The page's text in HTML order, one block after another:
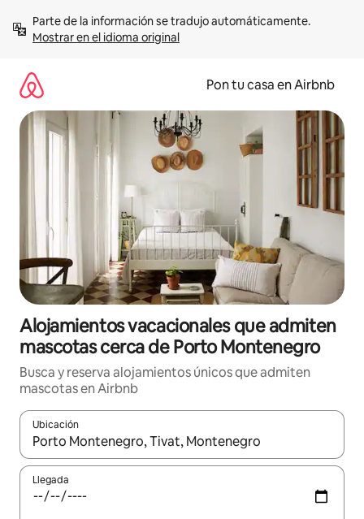
contenidoMostrar en el idioma original
Pon tu casa en Airbnb
Alojamientos vacacionales que admiten
mascotas cerca de Porto Montenegro
Busca y reserva alojamientos únicos que admiten
mascotas en Airbnb
Ubicación
Cuando los resultados estén disponibles, navega con las
Llegada